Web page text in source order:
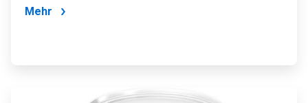
Mehr
ArticleTile